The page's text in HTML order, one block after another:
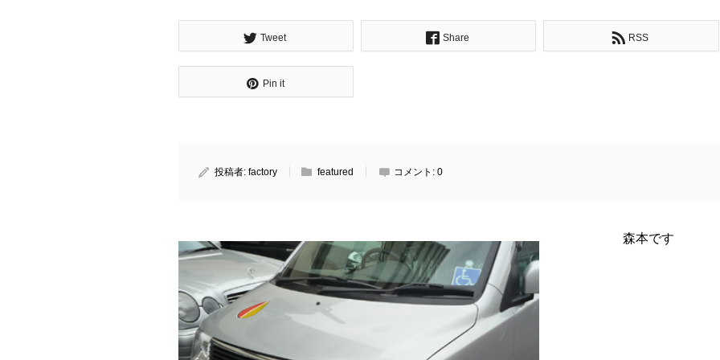
Tweet Share RSS
Pin it
投稿者: factory featured コメント: 0
森本です